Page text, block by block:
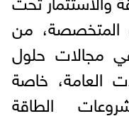
المتخصصة، من
في مجالات حلول
العامة، خاصة
الطاقة